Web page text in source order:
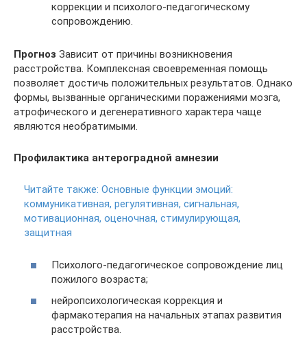
коррекции и психолого-педагогическому
сопровождению.
Прогноз Зависит от причины возникновения
расстройства. Комплексная своевременная помощь
позволяет достичь положительных результатов. Однако
формы, вызванные органическими поражениями мозга,
атрофического и дегенеративного характера чаще
являются необратимыми.
Профилактика антероградной амнезии
Читайте также: Основные функции эмоций:
коммуникативная, регулятивная, сигнальная,
мотивационная, оценочная, стимулирующая,
защитная
Психолого-педагогическое сопровождение лиц
пожилого возраста;
нейропсихологическая коррекция и
фармакотерапия на начальных этапах развития
расстройства.